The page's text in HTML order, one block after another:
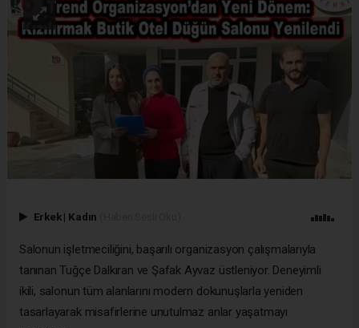
Erkek | Kadın
Salonun işletmeciliğini, başarılı organizasyon çalışmalarıyla
tanınan Tuğçe Dalkıran ve Şafak Ayvaz üstleniyor. Deneyimli
ikili, salonun tüm alanlarını modern dokunuşlarla yeniden
tasarlayarak misafirlerine unutulmaz anlar yaşatmayı